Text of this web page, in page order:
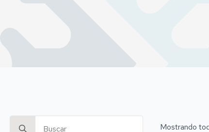
Mostrando